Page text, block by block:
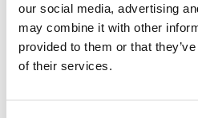
our social media, advertising
may combine it with other
provided to them or that
of their services.
CON